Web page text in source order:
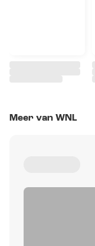
Meer van WNL